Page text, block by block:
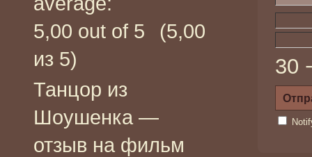
(5,00
из 5)
Танцор из
Шоушенка —
отзыв на фильм
30